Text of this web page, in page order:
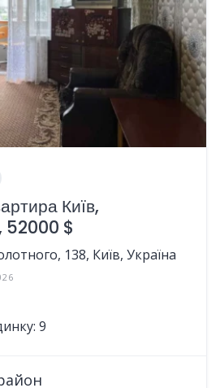
Київ,
52000 $
138, Київ, Україна
9